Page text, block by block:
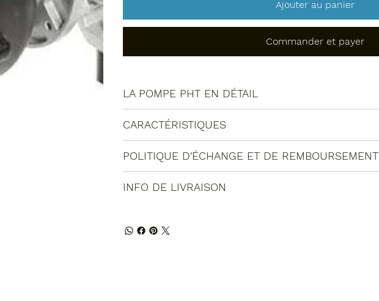
Ajouter au panier
Commander et payer
LA POMPE PHT EN DÉTAIL
CARACTÉRISTIQUES
POLITIQUE D'ÉCHANGE ET DE REMBOURSEMENT
INFO DE LIVRAISON